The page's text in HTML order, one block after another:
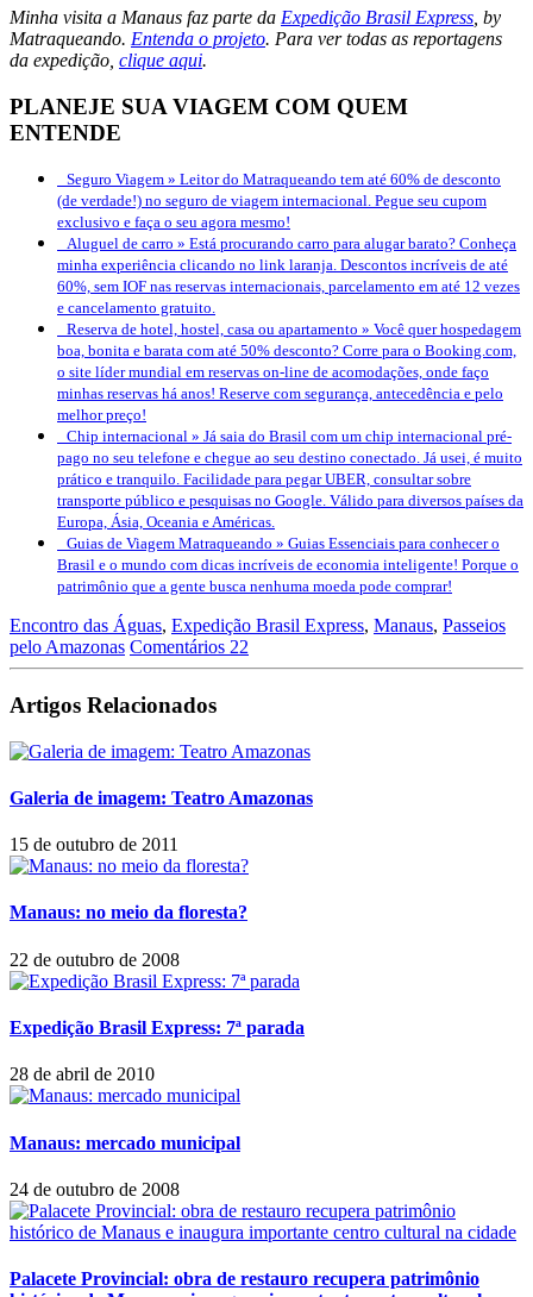
Minha visita a Manaus faz parte da Expedição Brasil Express , by
Matraqueando. Entenda o projeto. Para ver todas as reportagens
da expedição, clique aqui.
PLANEJE SUA VIAGEM COM QUEM
ENTENDE
Seguro Viagem » Leitor do Matraqueando tem até 60% de desconto
(de verdade!) no seguro de viagem internacional. Pegue seu cupom
exclusivo e faça o seu agora mesmo!
Aluguel de carro » Está procurando carro para alugar barato? Conheça
minha experiência clicando no link laranja. Descontos incríveis de até
60%, sem IOF nas reservas internacionais, parcelamento em até 12 vezes
e cancelamento gratuito.
Reserva de hotel, hostel, casa ou apartamento » Você quer hospedagem
boa, bonita e barata com até 50% desconto? Corre para o Booking.com,
o site líder mundial em reservas on-line de acomodações, onde faço
minhas reservas há anos! Reserve com segurança, antecedência e pelo
melhor preço!
Chip internacional » Já saia do Brasil com um chip internacional pré-
pago no seu telefone e chegue ao seu destino conectado. Já usei, é muito
prático e tranquilo. Facilidade para pegar UBER, consultar sobre
transporte público e pesquisas no Google. Válido para diversos países da
Europa, Ásia, Oceania e Américas.
Guias de Viagem Matraqueando » Guias Essenciais para conhecer o
Brasil e o mundo com dicas incríveis de economia inteligente! Porque o
patrimônio que a gente busca nenhuma moeda pode comprar!
Encontro das Águas, Expedição Brasil Express, Manaus, Passeios
pelo Amazonas Comentários 22
Artigos Relacionados
Galeria de imagem: Teatro Amazonas
15 de outubro de 2011
Manaus: no meio da floresta?
22 de outubro de 2008
Expedição Brasil Express: 7ª parada
28 de abril de 2010
Manaus: mercado municipal
24 de outubro de 2008
Palacete Provincial: obra de restauro recupera patrimônio